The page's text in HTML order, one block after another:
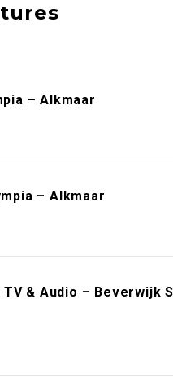
– Alkmaar
– Alkmaar
& Audio – Beverwijk